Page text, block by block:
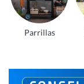
Parrillas